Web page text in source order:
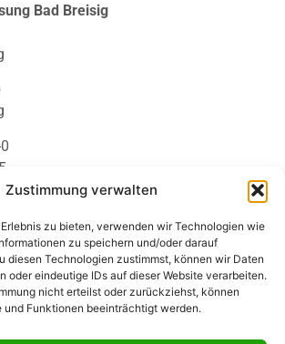
Zustimmung verwalten
zu bieten, verwenden wir Technologien wie
zu speichern und/oder darauf
diesen Technologien zustimmst, können wir Daten
oder eindeutige IDs auf dieser Website verarbeiten.
nicht erteilst oder zurückziehst, können
und Funktionen beeinträchtigt werden.
Bad Breisig